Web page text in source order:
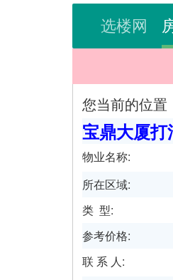
选楼网
您当前的位置
宝鼎大厦
物业名称:
所在区域:
类 型:
参考价格:
联 系 人: